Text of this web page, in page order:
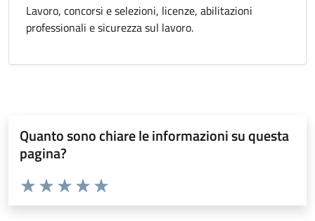
Lavoro, concorsi e selezioni, licenze, abilitazioni
professionali e sicurezza sul lavoro.
Quanto sono chiare le informazioni su questa
pagina?
Valuta da 1 a 5 stelle la pagina
Valuta 5 stelle su 5
Valuta 4 stelle su 5
Valuta 3 stelle su 5
Valuta 2 stelle su 5
Valuta 1 stelle su 5